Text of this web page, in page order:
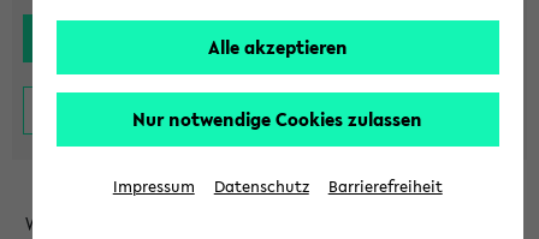
Wählen Sie die Einrichtung aus und/oder geben Sie einen
Alle akzeptieren
Nur notwendige Cookies zulassen
Impressum Datenschutz Barrierefreiheit